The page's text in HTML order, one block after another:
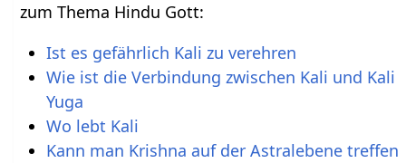
zum Thema Hindu Gott:
Ist es gefährlich Kali zu verehren
Wie ist die Verbindung zwischen Kali und Kali
Yuga
Wo lebt Kali
Kann man Krishna auf der Astralebene treffen